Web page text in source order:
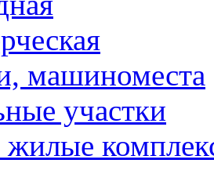
машиноместа
участки